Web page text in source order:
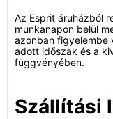
Az Esprit áruházból
munkanapon belül
azonban figyelembe
adott időszak és a
függvényében.
Szállítási